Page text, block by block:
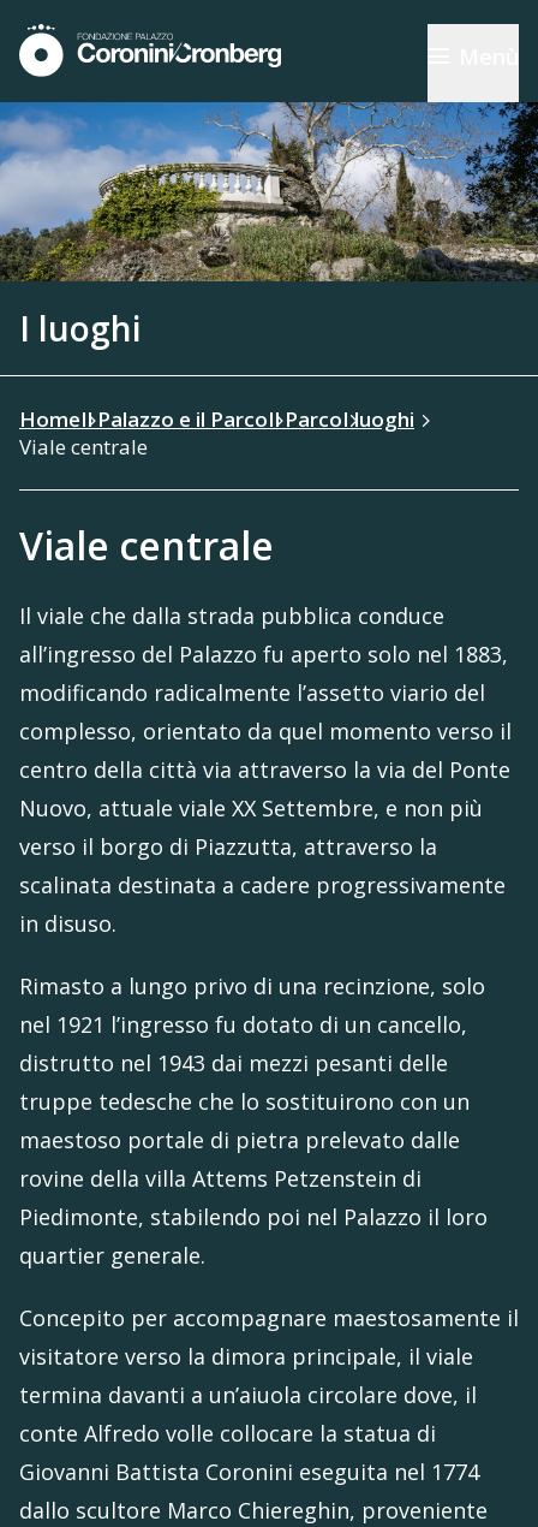
I luoghi
HomeIl Palazzo e il ParcoIl ParcoI luoghi
Viale centrale
Viale centrale
Il viale che dalla strada pubblica conduce
all’ingresso del Palazzo fu aperto solo nel 1883,
modificando radicalmente l’assetto viario del
complesso, orientato da quel momento verso il
centro della città via attraverso la via del Ponte
Nuovo, attuale viale XX Settembre, e non più
verso il borgo di Piazzutta, attraverso la
scalinata destinata a cadere progressivamente
in disuso.
Rimasto a lungo privo di una recinzione, solo
nel 1921 l’ingresso fu dotato di un cancello,
distrutto nel 1943 dai mezzi pesanti delle
truppe tedesche che lo sostituirono con un
maestoso portale di pietra prelevato dalle
rovine della villa Attems Petzenstein di
Piedimonte, stabilendo poi nel Palazzo il loro
quartier generale.
Concepito per accompagnare maestosamente il
visitatore verso la dimora principale, il viale
termina davanti a un’aiuola circolare dove, il
conte Alfredo volle collocare la statua di
Giovanni Battista Coronini eseguita nel 1774
dallo scultore Marco Chiereghin, proveniente